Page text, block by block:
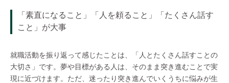
「素直になること」「人を頼ること」「たくさん話す
こと」が大事
就職活動を振り返って感じたことは、「人とたくさん話すことの
大切さ」です。夢や目標がある人は、そのまま突き進むことで実
現に近づけます。ただ、迷ったり突き進んでいくうちに悩みが生